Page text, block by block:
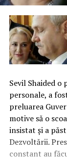
Sevil Shaided o
personale, a
preluarea
motive să o
insistat şi a
Dezvoltării.
constant au